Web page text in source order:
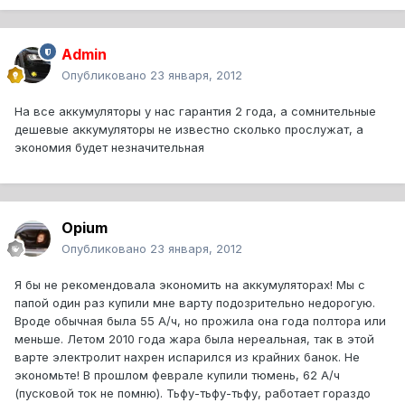
Admin
Опубликовано 23 января, 2012
На все аккумуляторы у нас гарантия 2 года, а сомнительные
дешевые аккумуляторы не известно сколько прослужат, а
экономия будет незначительная
Opium
Опубликовано 23 января, 2012
Я бы не рекомендовала экономить на аккумуляторах! Мы с
папой один раз купили мне варту подозрительно недорогую.
Вроде обычная была 55 А/ч, но прожила она года полтора или
меньше. Летом 2010 года жара была нереальная, так в этой
варте электролит нахрен испарился из крайних банок. Не
экономьте! В прошлом феврале купили тюмень, 62 А/ч
(пусковой ток не помню). Тьфу-тьфу-тьфу, работает гораздо